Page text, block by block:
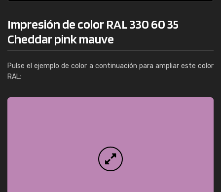
Impresión de color RAL 330 60 35
Cheddar pink mauve
Pulse el ejemplo de color a continuación para ampliar este color
RAL: